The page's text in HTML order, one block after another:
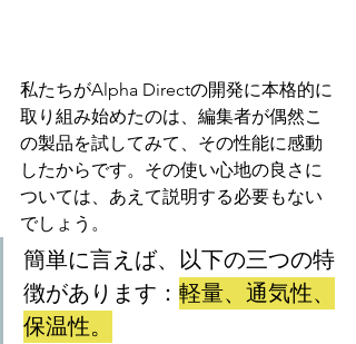
私たちがAlpha Directの開発に本格的に
取り組み始めたのは、編集者が偶然こ
の製品を試してみて、その性能に感動
したからです。その使い心地の良さに
ついては、あえて説明する必要もない
でしょう。
簡単に言えば、以下の三つの特
徴があります： 軽量、通気性、
保温性。